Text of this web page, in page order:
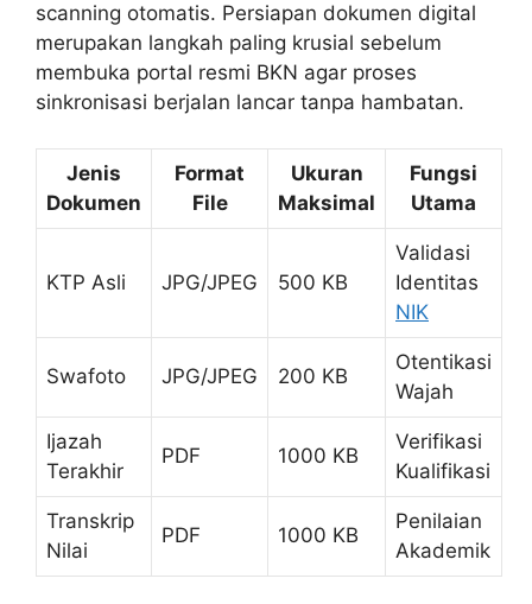
scanning otomatis. Persiapan dokumen digital
merupakan langkah paling krusial sebelum
membuka portal resmi BKN agar proses
sinkronisasi berjalan lancar tanpa hambatan.
Jenis
Dokumen
Format
File
Ukuran
Maksimal
Fungsi
Utama
KTP Asli JPG/JPEG 500 KB
Validasi
Identitas
NIK
Swafoto JPG/JPEG 200 KB
Otentikasi
Wajah
Ijazah
Terakhir
PDF 1000 KB
Verifikasi
Kualifikasi
Transkrip
Nilai
PDF 1000 KB
Penilaian
Akademik